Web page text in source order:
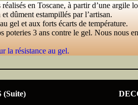
en Toscane, à partir d’une argile
dûment estampillés par l’artisan.
gel et aux forts écarts de température.
poteries 3 ans contre le gel. Nous nous
la résistance au gel.
(Suite)